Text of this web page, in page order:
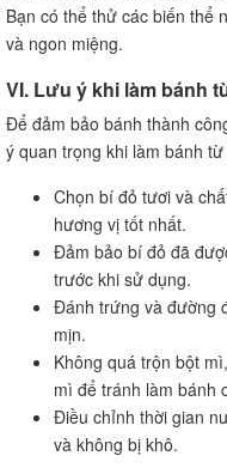
Bạn có thể thử các biến thể
và ngon miệng.
VI. Lưu ý khi làm bánh
Để đảm bảo bánh thành
ý quan trọng khi làm bánh
Chọn bí đỏ tươi và
hương vị tốt nhất.
Đảm bảo bí đỏ đã
trước khi sử dụng.
Đánh trứng và đường
mịn.
Không quá trộn bột
mì để tránh làm bánh
Điều chỉnh thời gian
và không bị khô.